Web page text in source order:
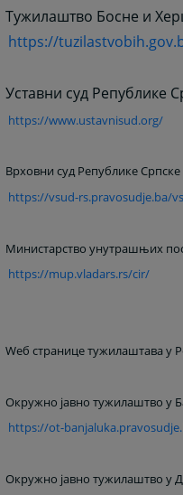
Тужилаштво Босне и
https://
Уставни суд Републике
https://www.ustavnisud.org/
Врховни суд Републике Српске
https://vsud-rs.pravosudje.ba/
Министарство унутрашњих
https://mup.vladars.rs/cir/
Wеб странице тужилаштава у
Окружно јавно тужилаштво у
https://ot-
Окружно јавно тужилаштво у